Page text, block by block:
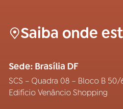
Saiba onde
Sede: Brasília DF
SCS – Quadra 08 – Bloco B 50/
Edifício Venâncio Shopping